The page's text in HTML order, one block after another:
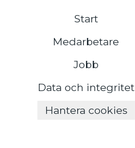
Start
Medarbetare
Jobb
Data och integritet
Hantera cookies